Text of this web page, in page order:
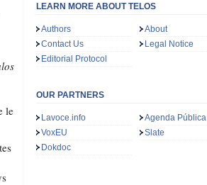
le
LEARN MORE ABOUT TELOS
Authors
About
Contact Us
Legal Notice
Editorial Protocol
OUR PARTNERS
Lavoce.info
Agenda Pública
VoxEU
Slate
Dokdoc